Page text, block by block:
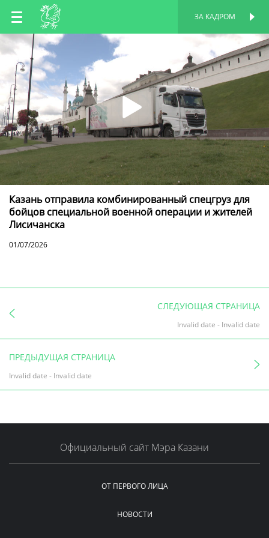
RU
TT
ЗА КАДРОМ
Казань отправила комбинированный спецгруз для
бойцов специальной военной операции и жителей
Лисичанска
01/07/2026
СЛЕДУЮЩАЯ СТРАНИЦА
Invalid date - Invalid date
ПРЕДЫДУЩАЯ СТРАНИЦА
Invalid date - Invalid date
Официальный сайт Мэра Казани
ОТ ПЕРВОГО ЛИЦА
НОВОСТИ
ПЕРСОНАЛЬНАЯ
СТРАНИЦА